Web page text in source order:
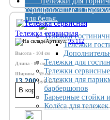
сервировочные и
для белья.
Тележки
Тележки
Тележки для
Тележки сервисные
Тележки для
барбершопов
Барьерные стойки
Колёса для тележек
Тележка сервисная
Артикул:95.112
Высота - 104 см
Длина - 81 см
Ширина - 59 см
13 200рубза шт.